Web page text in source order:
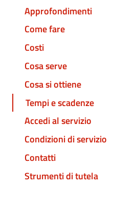
Approfondimenti
Come fare
Costi
Cosa serve
Cosa si ottiene
Tempi e scadenze
Accedi al servizio
Condizioni di servizio
Contatti
Strumenti di tutela